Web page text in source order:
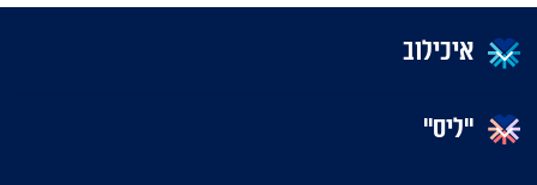
איכילוב
"ליס"